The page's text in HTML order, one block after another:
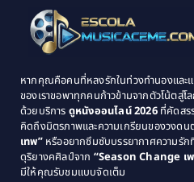
Classic หนังคลา
Classic หนังคล
Comedy ตล
Comedy ตลก
1995
1993
1989
1987
1985
1983
หากคุณคือคนที่หลงรักในท่วงทำนองและ
ของเราขอพาทุกคนก้าวข้ามจากตัวโน้ตสู่
ด้วยบริการ ดูหนังออนไลน์ 2026ที่คัดสร
คิดถึงมิตรภาพและความเกรียนของวงดน
เทพ”หรืออยากซึมซับบรรยากาศความรั
ดุริยางคศิลป์จาก “Season Change เ
มีให้คุณรับชมแบบจัดเต็ม